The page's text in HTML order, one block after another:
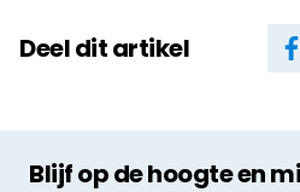
Deel dit artikel
Blijf op de hoogte en